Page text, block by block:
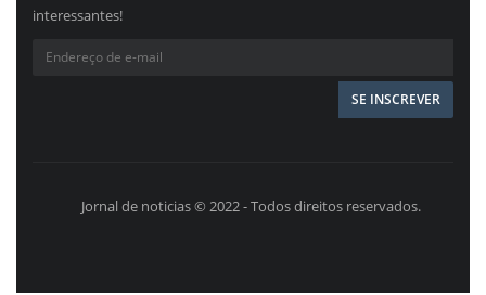
interessantes!
Jornal de noticias © 2022 - Todos direitos reservados.